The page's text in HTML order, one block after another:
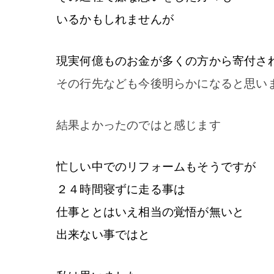
いるかもしれませんが
現実何億ものお金が多くの方から寄付さ
その行先なども今後明らかになると思い
結果よかったのではと感じます
忙しい中でのリフォームもそうですが
２４時間寝ずに走る事は
仕事ととはいえ相当の覚悟が無いと
出来ない事ではと